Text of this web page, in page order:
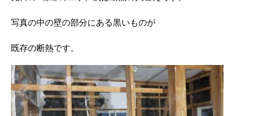
写真の中の壁の部分にある黒いものが
既存の断熱です。